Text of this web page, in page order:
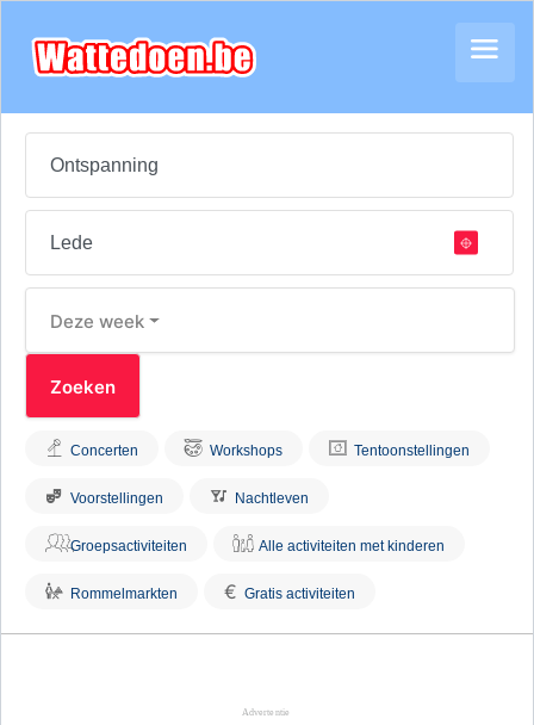
Deze week
Concerten Workshops Tentoonstellingen
Voorstellingen Nachtleven
Groepsactiviteiten Alle activiteiten met kinderen
Rommelmarkten € Gratis activiteiten